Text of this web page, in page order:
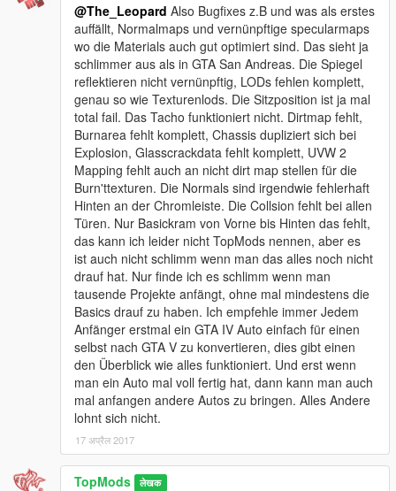
@The_Leopard Also Bugfixes z.B und was als erstes
auffällt, Normalmaps und vernünpftige specularmaps
wo die Materials auch gut optimiert sind. Das sieht ja
schlimmer aus als in GTA San Andreas. Die Spiegel
reflektieren nicht vernünpftig, LODs fehlen komplett,
genau so wie Texturenlods. Die Sitzposition ist ja mal
total fail. Das Tacho funktioniert nicht. Dirtmap fehlt,
Burnarea fehlt komplett, Chassis dupliziert sich bei
Explosion, Glasscrackdata fehlt komplett, UVW 2
Mapping fehlt auch an nicht dirt map stellen für die
Burn'ttexturen. Die Normals sind irgendwie fehlerhaft
Hinten an der Chromleiste. Die Collsion fehlt bei allen
Türen. Nur Basickram von Vorne bis Hinten das fehlt,
das kann ich leider nicht TopMods nennen, aber es
ist auch nicht schlimm wenn man das alles noch nicht
drauf hat. Nur finde ich es schlimm wenn man
tausende Projekte anfängt, ohne mal mindestens die
Basics drauf zu haben. Ich empfehle immer Jedem
Anfänger erstmal ein GTA IV Auto einfach für einen
selbst nach GTA V zu konvertieren, dies gibt einen
den Überblick wie alles funktioniert. Und erst wenn
man ein Auto mal voll fertig hat, dann kann man auch
mal anfangen andere Autos zu bringen. Alles Andere
lohnt sich nicht.
17 अप्रैल 2017
TopMods लेखक